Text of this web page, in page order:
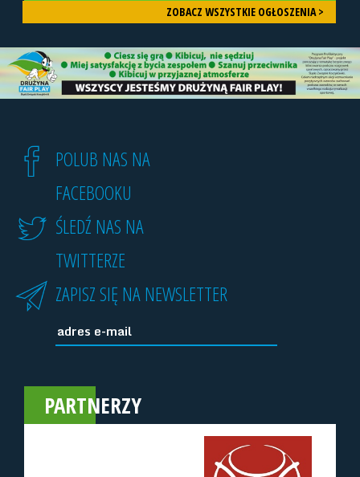
ZOBACZ WSZYSTKIE OGŁOSZENIA >
POLUB NAS NA
FACEBOOKU
ŚLEDŹ NAS NA
TWITTERZE
ZAPISZ SIĘ NA NEWSLETTER
PARTNERZY